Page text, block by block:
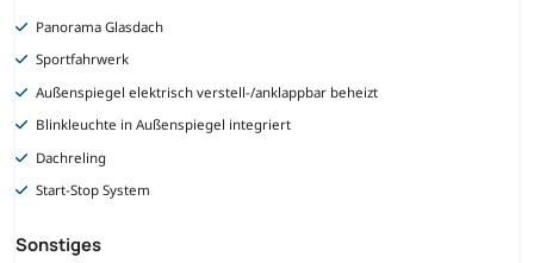
Panorama Glasdach
Sportfahrwerk
Außenspiegel elektrisch verstell-/anklappbar beheizt
Blinkleuchte in Außenspiegel integriert
Dachreling
Start-Stop System
Sonstiges